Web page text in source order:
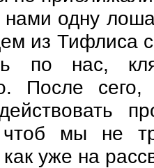
нами одну
из Тифлиса
по нас,
После
чтоб мы не
как уже на